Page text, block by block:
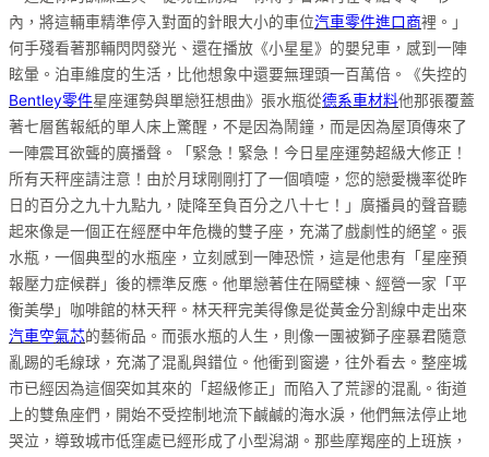
內，將這輛車精準停入對面的針眼大小的車位汽車零件進口商裡。」
何手殘看著那輛閃閃發光、還在播放《小星星》的嬰兒車，感到一陣
眩暈。泊車維度的生活，比他想象中還要無理頭一百萬倍。《失控的
Bentley零件星座運勢與單戀狂想曲》張水瓶從德系車材料他那張覆蓋
著七層舊報紙的單人床上驚醒，不是因為鬧鐘，而是因為屋頂傳來了
一陣震耳欲聾的廣播聲。「緊急！緊急！今日星座運勢超級大修正！
所有天秤座請注意！由於月球剛剛打了一個噴嚏，您的戀愛機率從昨
日的百分之九十九點九，陡降至負百分之八十七！」廣播員的聲音聽
起來像是一個正在經歷中年危機的雙子座，充滿了戲劇性的絕望。張
水瓶，一個典型的水瓶座，立刻感到一陣恐慌，這是他患有「星座預
報壓力症候群」後的標準反應。他單戀著住在隔壁棟、經營一家「平
衡美學」咖啡館的林天秤。林天秤完美得像是從黃金分割線中走出來
汽車空氣芯的藝術品。而張水瓶的人生，則像一團被獅子座暴君隨意
亂踢的毛線球，充滿了混亂與錯位。他衝到窗邊，往外看去。整座城
市已經因為這個突如其來的「超級修正」而陷入了荒謬的混亂。街道
上的雙魚座們，開始不受控制地流下鹹鹹的海水淚，他們無法停止地
哭泣，導致城市低窪處已經形成了小型潟湖。那些摩羯座的上班族，